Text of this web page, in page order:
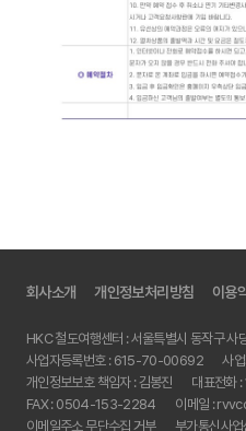
회사소개 개인정보처리방침 이용
HKC 철도여행센터 : 서울특별시 동작구
사업자등록번호 : 615-70-00692
사
개인정보보호 책임자 : 김봉진
대표전화 :
FAX : 0504-153-2284 이메일 :
이메일주소 무단수집 거부
부가통신사